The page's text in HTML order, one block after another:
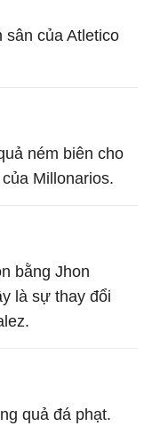
sân của Atletico
ném biên cho
Millonarios.
bằng Jhon
là sự thay đổi
quả đá phạt.